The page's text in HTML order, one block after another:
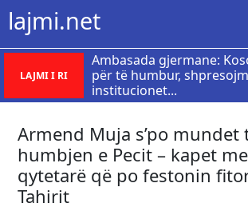
lajmi.net
LAJMI I RI
Ambasada gjermane:
për të humbur,
institucionet...
Armend Muja s’po mundet
humbjen e Pecit – kapet
qytetarë që po festonin
Tahirit